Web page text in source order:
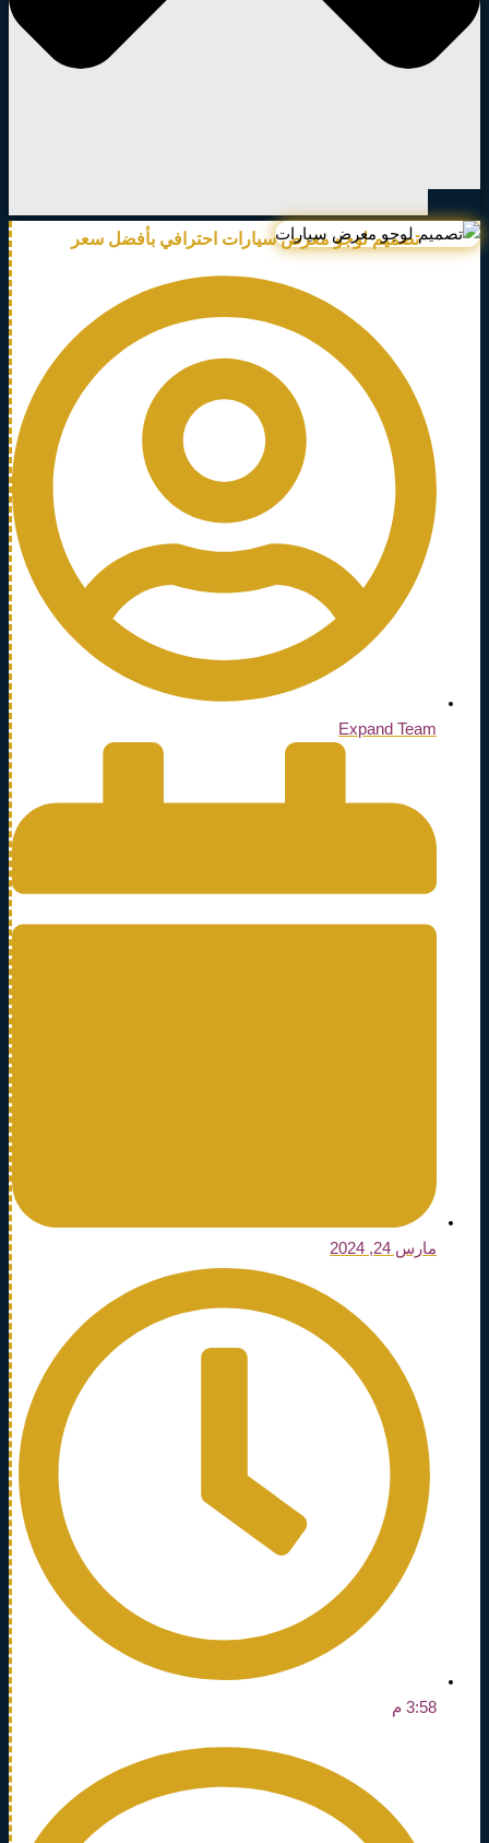
تصميم لوجو معرض سيارات احترافي بأفضل سعر
Expand Team
مارس 24, 2024
3:58 م